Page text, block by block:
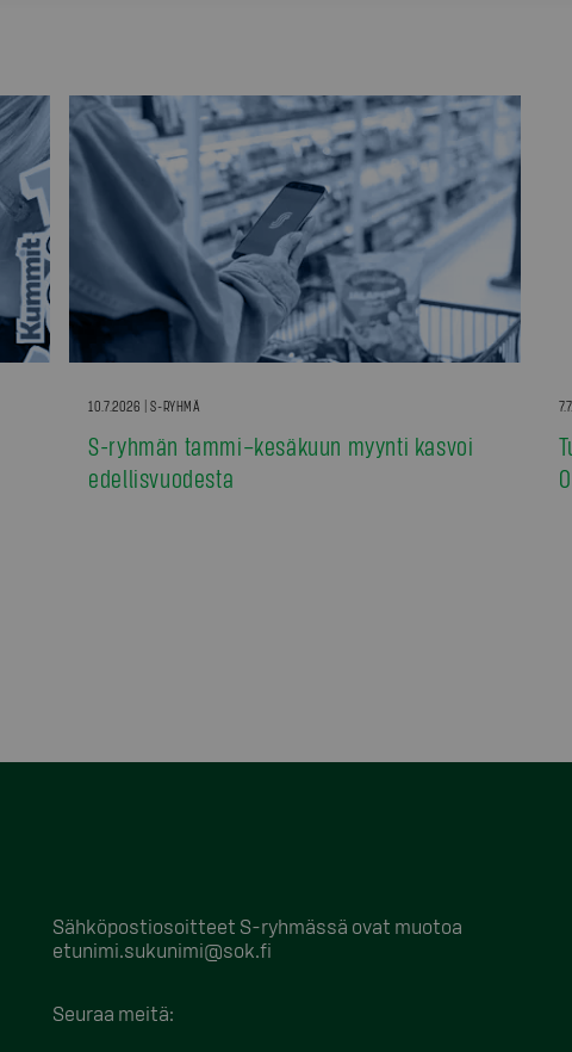
10.7.2026 | S-RYHMÄ
S-ryhmän tammi–kesäkuun myynti kasvoi
edellisvuodesta
Sähköpostiosoitteet S-ryhmässä ovat muotoa
etunimi.sukunimi@sok.fi
Seuraa meitä: